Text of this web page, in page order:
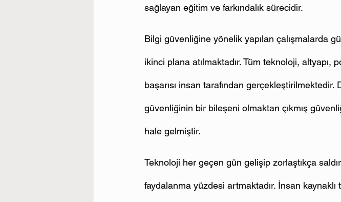
sağlayan eğitim ve farkındalık sürecidir.
Bilgi güvenliğine yönelik yapılan çalışmalarda
ikinci plana atılmaktadır. Tüm teknoloji, altyapı,
başarısı insan tarafından gerçekleştirilmektedir.
güvenliğinin bir bileşeni olmak­tan çıkmış
hale gelmiştir.
Teknoloji her geçen gün gelişip zorlaştıkça
faydalanma yüzdesi artmaktadır. İnsan